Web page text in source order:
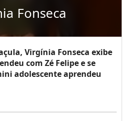
Fonseca
Virgínia Fonseca exibe
com Zé Felipe e se
adolescente aprendeu